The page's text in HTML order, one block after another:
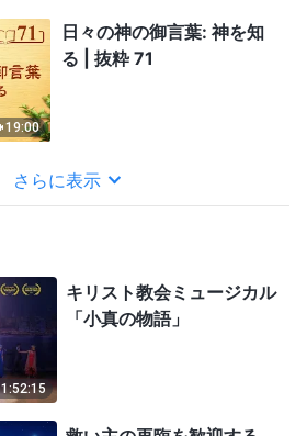
19:00
日々の神の御言葉: 神を知
る | 抜粋 71
さらに表示
1:52:15
キリスト教会ミュージカル
「小真の物語」